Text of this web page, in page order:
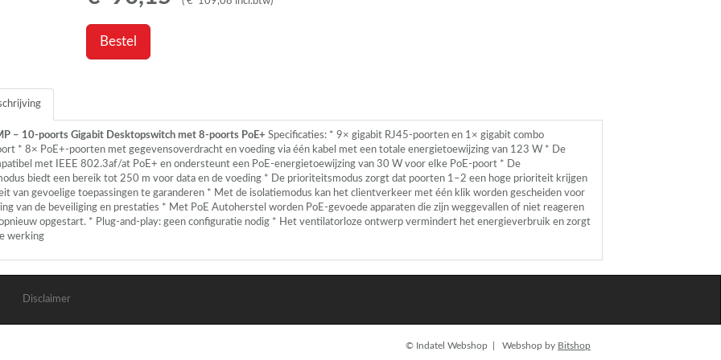
Bestel
– 10-poorts Gigabit Desktopswitch met 8-poorts PoE+ Specificaties: * 9× gigabit RJ45-poorten en 1× gigabit combo
* 8× PoE+-poorten met gegevensoverdracht en voeding via één kabel met een totale energietoewijzing van 123 W * De
met
IEEE 802.3af/at PoE+ en ondersteunt een PoE-energietoewijzing van 30 W voor elke PoE-poort * De
biedt een bereik tot 250 m voor data en de voeding * De prioriteitsmodus zorgt dat poorten 1–2 een hoge prioriteit krijgen
van gevoelige toepassingen te garanderen * Met de isolatiemodus kan het clientverkeer met één klik worden gescheiden voor
van de beveiliging en prestaties * Met PoE Autoherstel worden PoE-gevoede apparaten die zijn weggevallen of niet reageren
opgestart. * Plug-and-play: geen configuratie nodig * Het ventilatorloze ontwerp vermindert het energieverbruik en zorgt
werking
Disclaimer
© Indatel Webshop | Webshop by Bitshop